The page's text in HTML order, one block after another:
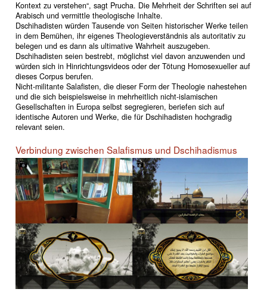
Kontext zu verstehen“, sagt Prucha. Die Mehrheit der Schriften sei auf
Arabisch und vermittle theologische Inhalte.
Dschihadisten würden Tausende von Seiten historischer Werke teilen
in dem Bemühen, ihr eigenes Theologieverständnis als autoritativ zu
belegen und es dann als ultimative Wahrheit auszugeben.
Dschihadisten seien bestrebt, möglichst viel davon anzuwenden und
würden sich in Hinrichtungsvideos oder der Tötung Homosexueller auf
dieses Corpus berufen.
Nicht-militante Salafisten, die dieser Form der Theologie nahestehen
und die sich beispielsweise in mehrheitlich nicht-islamischen
Gesellschaften in Europa selbst segregieren, beriefen sich auf
identische Autoren und Werke, die für Dschihadisten hochgradig
relevant seien.
Verbindung zwischen Salafismus und Dschihadismus